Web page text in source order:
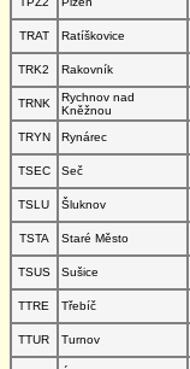
TRAT
Ratíškovice
TRK2
Rakovník
TRNK
Rychnov nad
Kněžnou
TRYN
Rynárec
TSEC
Seč
TSLU
Šluknov
TSTA
Staré Město
TSUS
Sušice
TTRE
Třebíč
TTUR
Turnov